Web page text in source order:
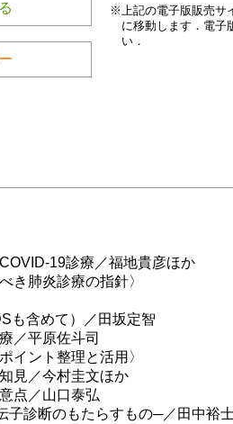
上記の電子版販売サ
に移動します．電子
い．
19診療／福地貴彦ほか
き肺炎診療の指針〉
も含めて）／田坂定智
／平原佐斗司
イント整理と活用〉
見／今村圭文ほか
点／山口泰弘
診断のもたらすもの─／田中裕